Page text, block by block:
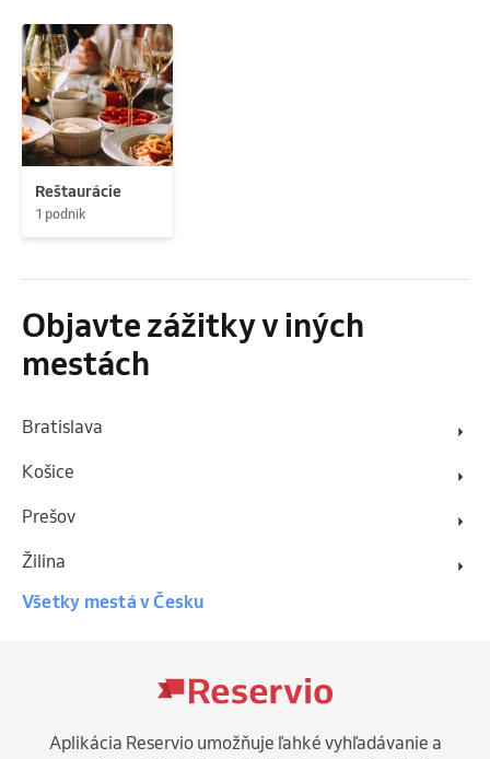
Reštaurácie
1 podnik
Objavte zážitky v iných
mestách
Bratislava
Košice
Prešov
Žilina
Všetky mestá v Česku
Aplikácia Reservio umožňuje ľahké vyhľadávanie a